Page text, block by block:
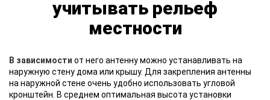
учитывать рельеф
местности
В зависимости от него антенну можно устанавливать на
наружную стену дома или крышу. Для закрепления антенны
на наружной стене очень удобно использовать угловой
кронштейн. В среднем оптимальная высота установки